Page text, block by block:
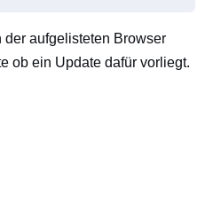
aufgelisteten Browser
ob ein Update dafür vorliegt.